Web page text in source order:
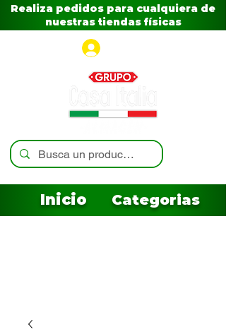
Realiza pedidos para cualquiera de
nuestras tiendas físicas
Inicio Categorias